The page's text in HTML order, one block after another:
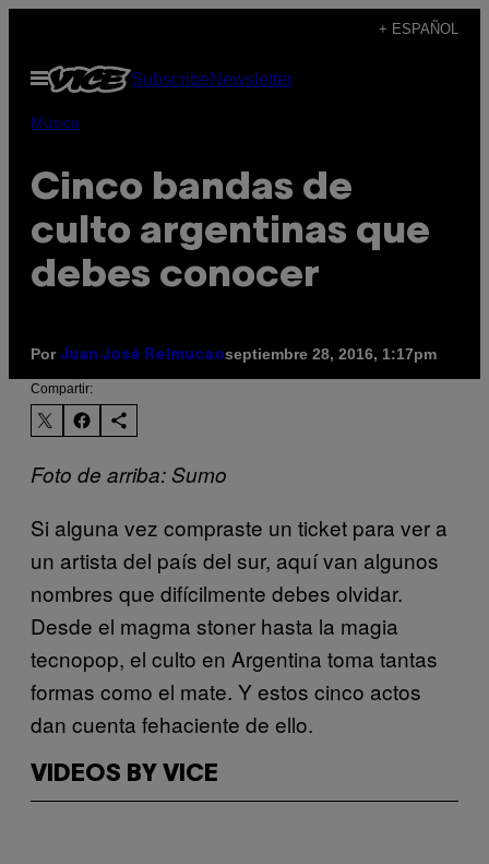
contenido
+ ESPAÑOL
Abrir
Menú
SubscribeNewsletter
Música
Cinco bandas de
culto argentinas que
debes conocer
Por Juan José Relmucaoseptiembre 28, 2016, 1:17pm
Compartir:
Foto de arriba: Sumo
​Si alguna vez compraste un ticket para ver a
un artista del país del sur, aquí van algunos
nombres que difícilmente debes olvidar.
Desde el magma stoner hasta la magia
tecnopop, el culto en Argentina toma tantas
formas como el mate. Y estos cinco actos
dan cuenta fehaciente de ello.
VIDEOS BY VICE